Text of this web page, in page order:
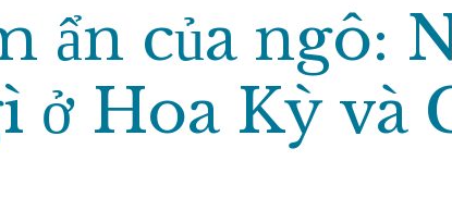
ẩn của ngô:
ở Hoa Kỳ và